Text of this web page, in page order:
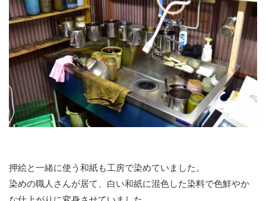
押絵と一緒に使う和紙も工房で染めていました。
染めの職人さんが居て、白い和紙に混色した染料で色鮮やか